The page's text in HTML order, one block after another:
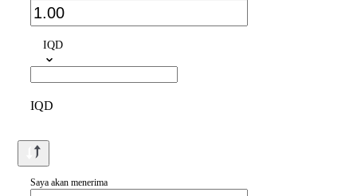
IQD
IQD
Saya akan menerima